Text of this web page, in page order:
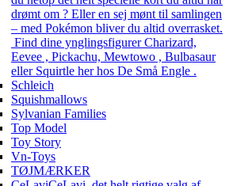
drømt om ? Eller en sej mønt til samlingen
– med Pokémon bliver du altid overrasket.
Find dine ynglingsfigurer Charizard,
Eevee , Pickachu, Mewtowo , Bulbasaur
eller Squirtle her hos De Små Engle .
Schleich
Squishmallows
Sylvanian Families
Top Model
Toy Story
Vn-Toys
TØJMÆRKER